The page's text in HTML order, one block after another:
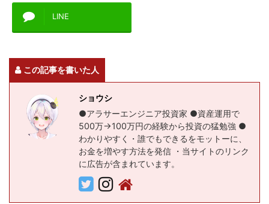
LINE
この記事を書いた人
ショウシ
●アラサーエンジニア投資家 ●資産運用で
500万→100万円の経験から投資の猛勉強 ●
わかりやすく・誰でもできるをモットーに、
お金を増やす方法を発信 ・当サイトのリンク
に広告が含まれています。